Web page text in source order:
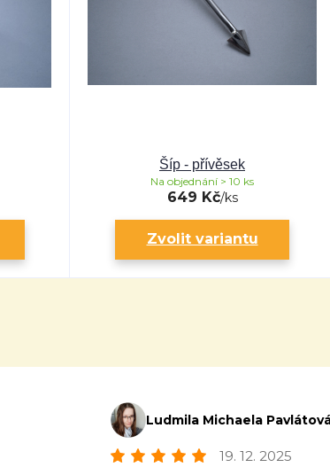
Šíp - přívěsek
649 Kč/ks
Na objednání > 10 ks
Zvolit variantu
Ludmila Michaela
19. 12. 2025